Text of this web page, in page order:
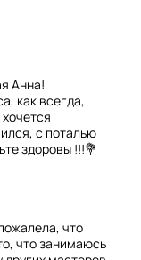
Анна!
как всегда,
с поталью
здоровы !!!💐
что
что занимаюсь